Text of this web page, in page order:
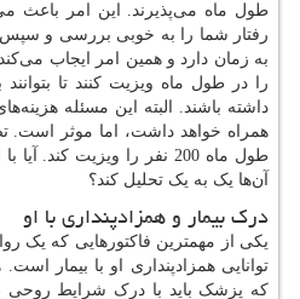
طول ماه می‌پذیرند. این امر باعث
رفتار شما را به خوبی بررسی و سپس
به زمان دارد و همین امر ایجاب
را در طول ماه ویزیت کنند تا
داشته باشند. البته این مسئله
همراه خواهد داشت، اما موثر است.
طول ماه 200 نفر را ویزیت
آن‌ها یک به یک تحلیل کند؟
درک بیمار و همزادپنداری با او
یکی از مهمترین فاکتورهایی که یک
توانایی همزادپنداری او با بیمار
که پزشک باید با درک شرایط روحی